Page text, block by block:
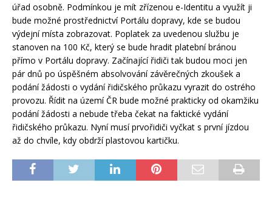
úřad osobně. Podmínkou je mít zřízenou e-Identitu a využít ji
bude možné prostřednictví Portálu dopravy, kde se budou
výdejní místa zobrazovat. Poplatek za uvedenou službu je
stanoven na 100 Kč, který se bude hradit platební bránou
přímo v Portálu dopravy. Začínající řidiči tak budou moci jen
pár dnů po úspěšném absolvování závěrečných zkoušek a
podání žádosti o vydání řidičského průkazu vyrazit do ostrého
provozu. Řídit na území ČR bude možné prakticky od okamžiku
podání žádosti a nebude třeba čekat na faktické vydání
řidičského průkazu. Nyní musí prvořidiči vyčkat s první jízdou
až do chvíle, kdy obdrží plastovou kartičku.